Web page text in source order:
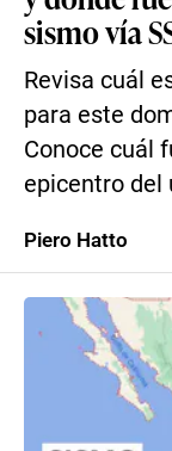
sismo vía
Revisa cuál
para este
Conoce cuál
epicentro del
Piero Hatto